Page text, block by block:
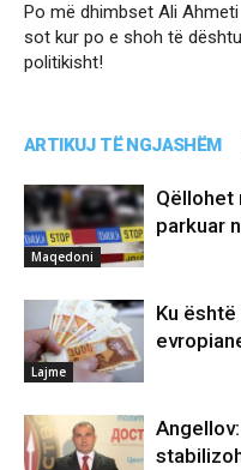
Po më dhimbset Ali Ahmeti
sot kur po e shoh të
politikisht!
ARTIKUJ TË NGJASHËM
Maqedoni
Qëllohet
parkuar
Lajme
Ku